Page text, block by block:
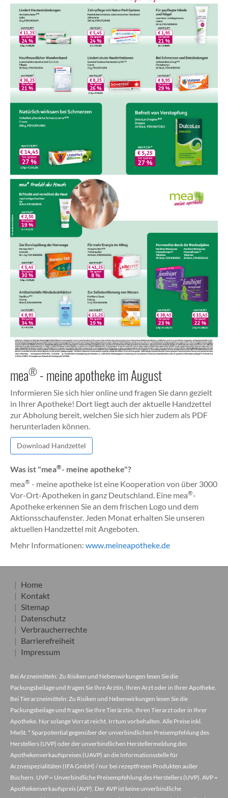
mea® - meine apotheke im August
Informieren Sie sich hier online und fragen Sie dann gezielt
in Ihrer Apotheke! Dort liegt auch der aktuelle Handzettel
zur Abholung bereit, welchen Sie sich hier zudem als PDF
herunterladen können.
Download Handzettel
Was ist "mea®- meine apotheke"?
mea® - meine apotheke ist eine Kooperation von über 3000
Vor-Ort-Apotheken in ganz Deutschland. Eine mea®-
Apotheke erkennen Sie an dem frischen Logo und dem
Aktionsschaufenster. Jeden Monat erhalten Sie unseren
aktuellen Handzettel mit Angeboten.
Mehr Informationen: www.meineapotheke.de
Home
Kontakt
Sitemap
Datenschutz
Verbraucherrechte
Barrierefreiheit
Impressum
Bei Arzneimitteln: Zu Risiken und Nebenwirkungen lesen Sie die
Packungsbeilage und fragen Sie Ihre Ärztin, Ihren Arzt oder in Ihrer Apotheke.
Bei Tierarzneimitteln: Zu Risiken und Nebenwirkungen lesen Sie die
Packungsbeilage und fragen Sie Ihre Tierärztin, Ihren Tierarzt oder in Ihrer
Apotheke. Nur solange Vorrat reicht. Irrtum vorbehalten. Alle Preise inkl.
MwSt. * Sparpotential gegenüber der unverbindlichen Preisempfehlung des
Herstellers (UVP) oder der unverbindlichen Herstellermeldung des
Apothekenverkaufspreises (UAVP) an die Informationsstelle für
Arzneispezialitäten (IFA GmbH) / nur bei rezeptfreien Produkten außer
Büchern. UVP = Unverbindliche Preisempfehlung des Herstellers (UVP). AVP =
Apothekenverkaufspreis (AVP). Der AVP ist keine unverbindliche